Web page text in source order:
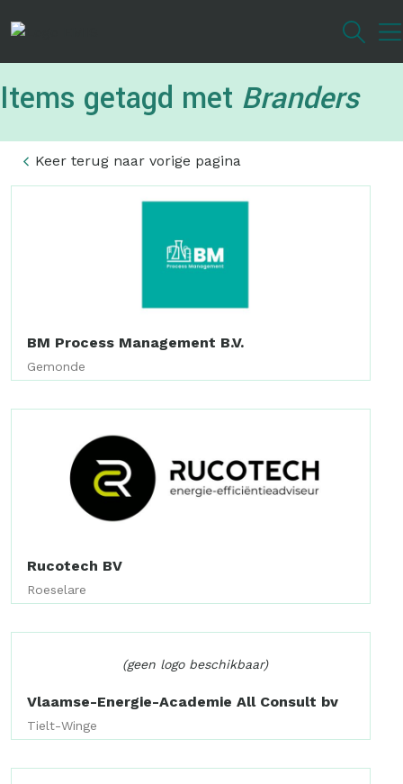
inhoud
Items getagd met Branders
Keer terug naar vorige pagina
BM Process Management B.V.
Gemonde
Rucotech BV
Roeselare
(geen logo beschikbaar)
Vlaamse-Energie-Academie All Consult bv
Tielt-Winge